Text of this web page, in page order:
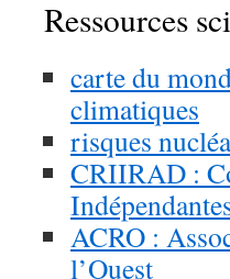
Ressources
carte du
climatiques
risques
CRIIRAD :
ACRO :
l’Ouest